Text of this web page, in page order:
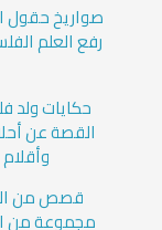
صواريخ حقول
رفع العلم
حكايات ولد
القصة عن
قصص من
مجموعة من